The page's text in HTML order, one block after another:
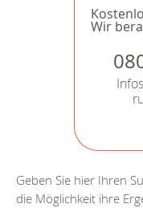
Wir
Geben Sie hier Ihren
die Möglichkeit ihre